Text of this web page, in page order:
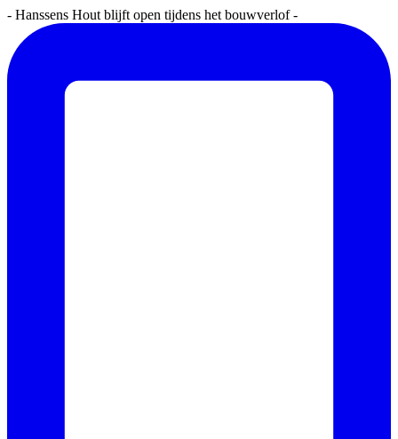
- Hanssens Hout blijft open tijdens het bouwverlof -